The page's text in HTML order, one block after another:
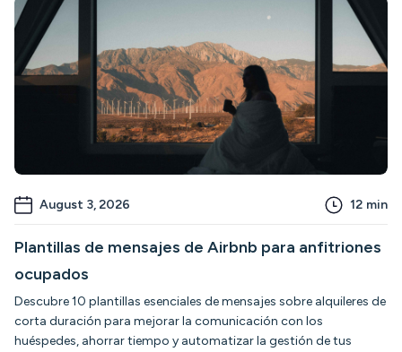
August 3, 2026 12 min
Plantillas de mensajes de Airbnb para anfitriones
ocupados
Descubre 10 plantillas esenciales de mensajes sobre alquileres de
corta duración para mejorar la comunicación con los
huéspedes, ahorrar tiempo y automatizar la gestión de tus